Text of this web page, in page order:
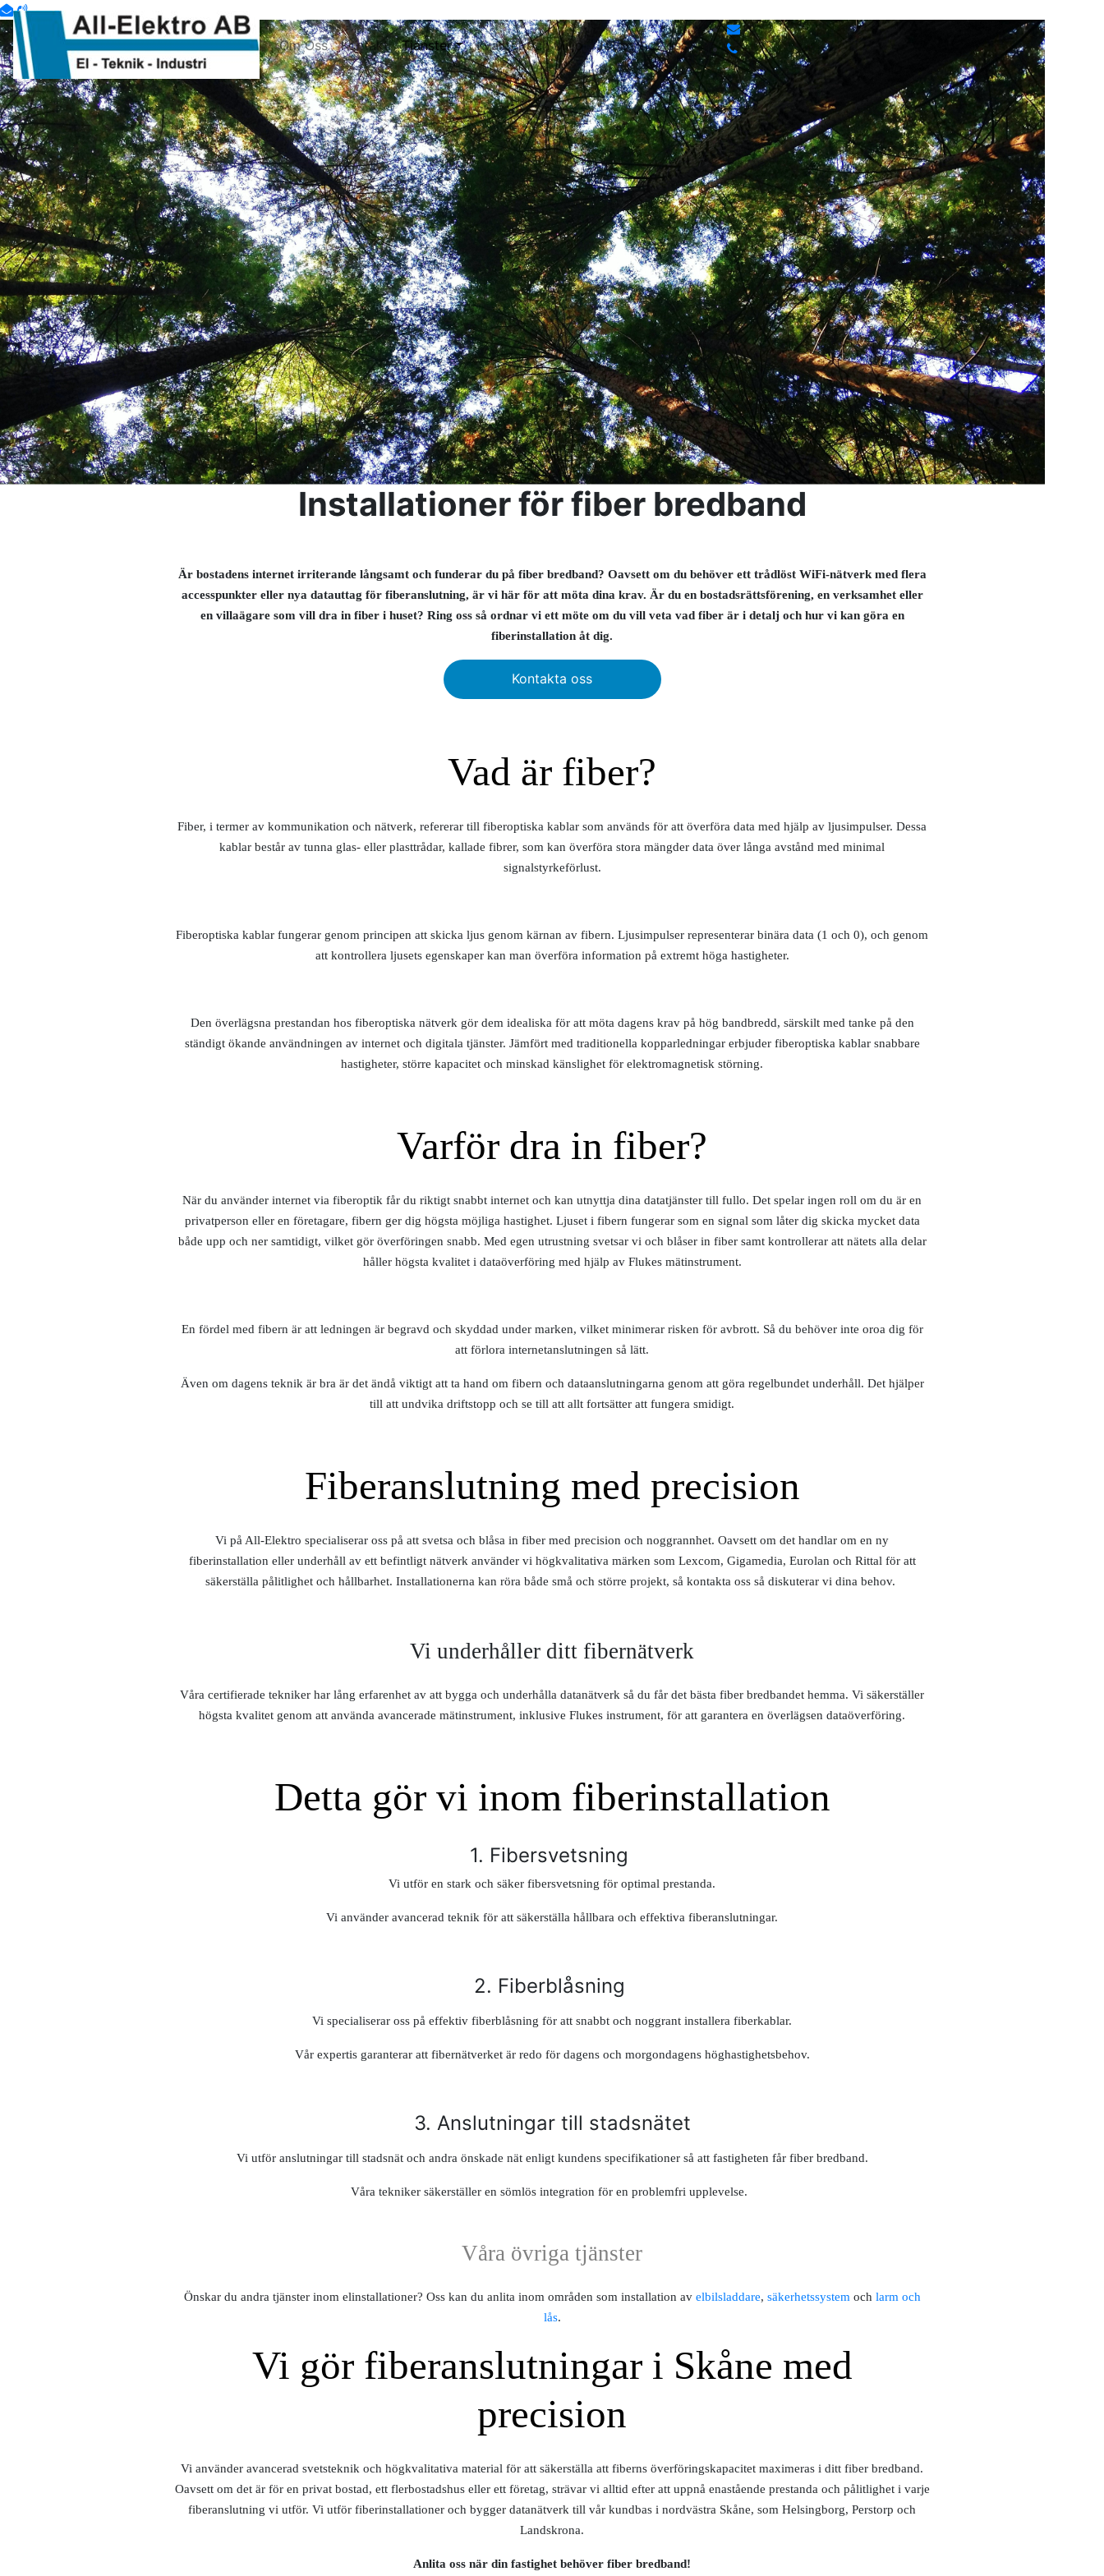
Om Oss Kontakt Tjänster Kvalitet och Miljö Jobba hos oss
Installationer för fiber bredband
Är bostadens internet irriterande långsamt och funderar du på fiber bredband? Oavsett om du behöver ett trådlöst WiFi-nätverk med flera
accesspunkter eller nya datauttag för fiberanslutning, är vi här för att möta dina krav. Är du en bostadsrättsförening, en verksamhet eller
en villaägare som vill dra in fiber i huset? Ring oss så ordnar vi ett möte om du vill veta vad fiber är i detalj och hur vi kan göra en
fiberinstallation åt dig.
Kontakta oss
Vad är fiber?
Fiber, i termer av kommunikation och nätverk, refererar till fiberoptiska kablar som används för att överföra data med hjälp av ljusimpulser. Dessa
kablar består av tunna glas- eller plasttrådar, kallade fibrer, som kan överföra stora mängder data över långa avstånd med minimal
signalstyrkeförlust.
Fiberoptiska kablar fungerar genom principen att skicka ljus genom kärnan av fibern. Ljusimpulser representerar binära data (1 och 0), och genom
att kontrollera ljusets egenskaper kan man överföra information på extremt höga hastigheter.
Den överlägsna prestandan hos fiberoptiska nätverk gör dem idealiska för att möta dagens krav på hög bandbredd, särskilt med tanke på den
ständigt ökande användningen av internet och digitala tjänster. Jämfört med traditionella kopparledningar erbjuder fiberoptiska kablar snabbare
hastigheter, större kapacitet och minskad känslighet för elektromagnetisk störning.
Varför dra in fiber?
När du använder internet via fiberoptik får du riktigt snabbt internet och kan utnyttja dina datatjänster till fullo. Det spelar ingen roll om du är en
privatperson eller en företagare, fibern ger dig högsta möjliga hastighet. Ljuset i fibern fungerar som en signal som låter dig skicka mycket data
både upp och ner samtidigt, vilket gör överföringen snabb. Med egen utrustning svetsar vi och blåser in fiber samt kontrollerar att nätets alla delar
håller högsta kvalitet i dataöverföring med hjälp av Flukes mätinstrument.
En fördel med fibern är att ledningen är begravd och skyddad under marken, vilket minimerar risken för avbrott. Så du behöver inte oroa dig för
att förlora internetanslutningen så lätt.
Även om dagens teknik är bra är det ändå viktigt att ta hand om fibern och dataanslutningarna genom att göra regelbundet underhåll. Det hjälper
till att undvika driftstopp och se till att allt fortsätter att fungera smidigt.
Fiberanslutning med precision
Vi på All-Elektro specialiserar oss på att svetsa och blåsa in fiber med precision och noggrannhet. Oavsett om det handlar om en ny
fiberinstallation eller underhåll av ett befintligt nätverk använder vi högkvalitativa märken som Lexcom, Gigamedia, Eurolan och Rittal för att
säkerställa pålitlighet och hållbarhet. Installationerna kan röra både små och större projekt, så kontakta oss så diskuterar vi dina behov.
Vi underhåller ditt fibernätverk
Våra certifierade tekniker har lång erfarenhet av att bygga och underhålla datanätverk så du får det bästa fiber bredbandet hemma. Vi säkerställer
högsta kvalitet genom att använda avancerade mätinstrument, inklusive Flukes instrument, för att garantera en överlägsen dataöverföring.
Detta gör vi inom fiberinstallation
1. Fibersvetsning
Vi utför en stark och säker fibersvetsning för optimal prestanda.
Vi använder avancerad teknik för att säkerställa hållbara och effektiva fiberanslutningar.
2. Fiberblåsning
Vi specialiserar oss på effektiv fiberblåsning för att snabbt och noggrant installera fiberkablar.
Vår expertis garanterar att fibernätverket är redo för dagens och morgondagens höghastighetsbehov.
3. Anslutningar till stadsnätet
Vi utför anslutningar till stadsnät och andra önskade nät enligt kundens specifikationer så att fastigheten får fiber bredband.
Våra tekniker säkerställer en sömlös integration för en problemfri upplevelse.
Våra övriga tjänster
Önskar du andra tjänster inom elinstallationer? Oss kan du anlita inom områden som installation av elbilsladdare, säkerhetssystem och larm och
lås.
Vi gör fiberanslutningar i Skåne med
precision
Vi använder avancerad svetsteknik och högkvalitativa material för att säkerställa att fiberns överföringskapacitet maximeras i ditt fiber bredband.
Oavsett om det är för en privat bostad, ett flerbostadshus eller ett företag, strävar vi alltid efter att uppnå enastående prestanda och pålitlighet i varje
fiberanslutning vi utför. Vi utför fiberinstallationer och bygger datanätverk till vår kundbas i nordvästra Skåne, som Helsingborg, Perstorp och
Landskrona.
Anlita oss när din fastighet behöver fiber bredband!